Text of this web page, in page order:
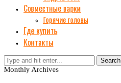
Совместные варки
Горячие головы
Где купить
Контакты
Search
Monthly Archives